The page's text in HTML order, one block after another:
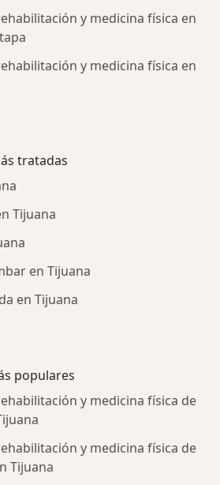
y medicina física en
y medicina física en
tratadas
Tijuana
en Tijuana
en Tijuana
populares
y medicina física de
y medicina física de
Tijuana